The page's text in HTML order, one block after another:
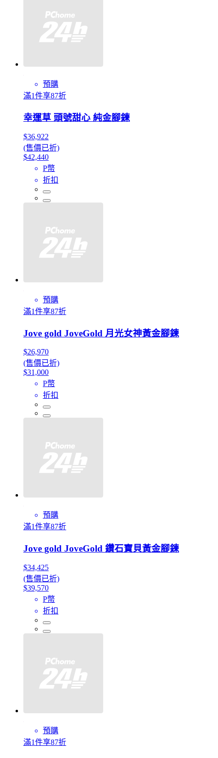
預購
滿1件享87折
幸運草 頭號甜心 純金腳鍊
$36,922
(售價已折)
$42,440
P幣
折扣
預購
滿1件享87折
Jove gold JoveGold 月光女神黃金腳鍊
$26,970
(售價已折)
$31,000
P幣
折扣
預購
滿1件享87折
Jove gold JoveGold 鑽石寶貝黃金腳鍊
$34,425
(售價已折)
$39,570
P幣
折扣
預購
滿1件享87折